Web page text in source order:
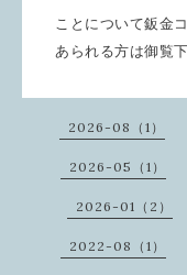
ことについて鈑金
あられる方は御覧下
2026-08（1）
2026-05（1）
2026-01（2）
2022-08（1）